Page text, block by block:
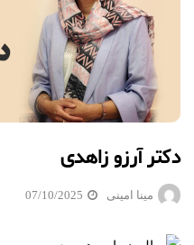
دکتر آرزو زاهدی
مینا امینی 07/10/2025